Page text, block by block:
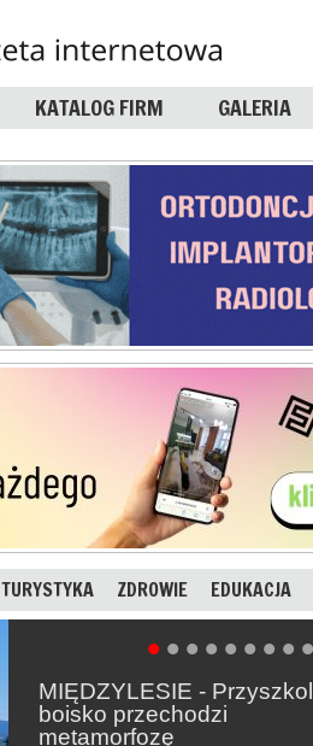
KATALOG FIRM GALERIA
TURYSTYKA ZDROWIE EDUKACJA
MIĘDZYLESIE -
boisko przechodzi
metamorfozę